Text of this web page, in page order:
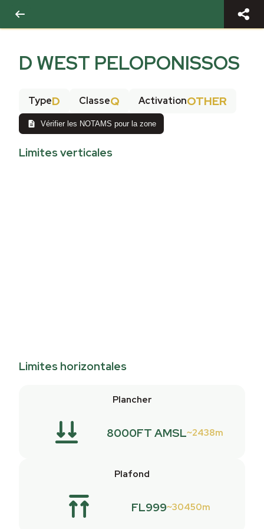
D WEST PELOPONISSOS
TypeD ClasseQ ActivationOTHER
Vérifier les NOTAMS pour la zone
Limites verticales
Limites horizontales
Plancher
8000FT AMSL 2438m
Plafond
FL999 30450m